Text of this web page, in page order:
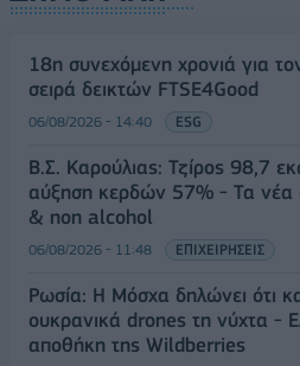
18η συνεχόμενη χρονιά για
σειρά δεικτών FTSE4Good
06/08/2026 - 14:40 ESG
Β.Σ. Καρούλιας: Τζίρος 98,7
αύξηση κερδών 57% - Τα νέα
& non alcohol
06/08/2026 - 11:48 ΕΠΙΧΕΙΡΗΣΕΙΣ
Ρωσία: Η Μόσχα δηλώνει ότι
ουκρανικά drones τη νύχτα -
αποθήκη της Wildberries